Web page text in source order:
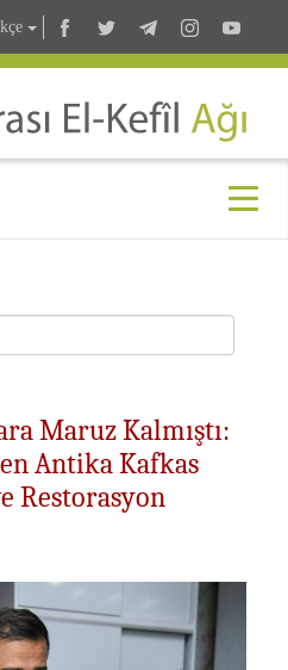
Maruz Kalmıştı:
Antika Kafkas
Restorasyon